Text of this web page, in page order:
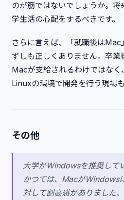
のが筋ではないでしょうか。
学生活の心配をするべきです。
さらに言えば、「就職後は
ずしも正しくありません。卒業
Macが支給されるわけではな
Linuxの環境で開発を行う現場
その他
大学がWindowsを推奨して
かつては、MacがWindows
対して割高感がありました